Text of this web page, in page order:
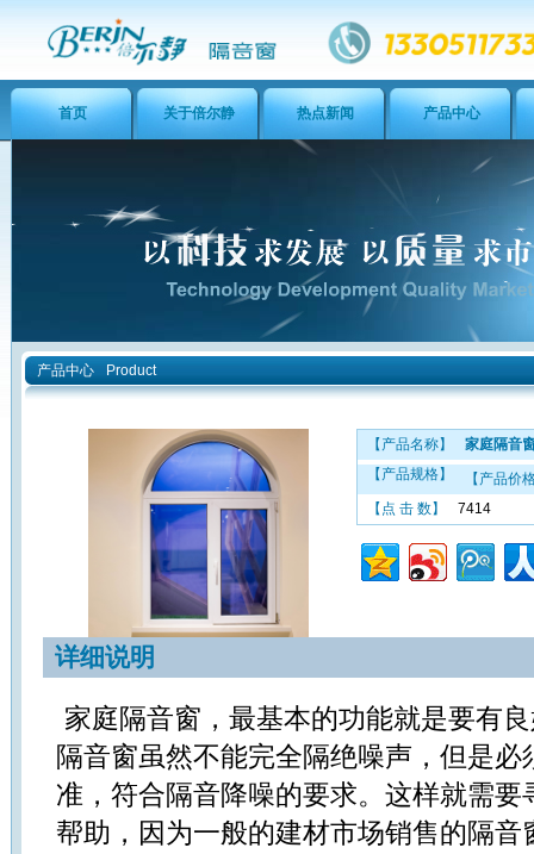
首页 关于倍尔静 热点新闻 产品中心
产品中心 Product
【产品名称】
家庭隔音
【产品规格】
【产品价
【点 击 数】
7414
详细说明
家庭隔音窗，最基本的功能就是要有
隔音窗虽然不能完全隔绝噪声，但是
准，符合隔音降噪的要求。这样就需
帮助，因为一般的建材市场销售的隔